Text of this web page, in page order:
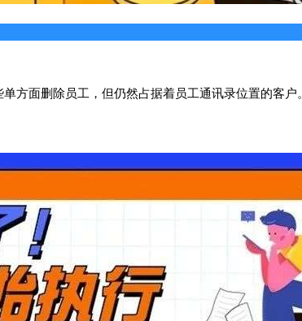
面删除员工，但仍然占据着员工通讯录位置的客户。